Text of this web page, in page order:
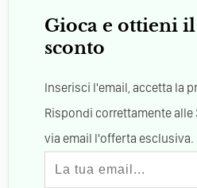
Gioca e ottieni il
sconto
Inserisci l'email, accetta la
Rispondi correttamente alle
via email l'offerta esclusiva.